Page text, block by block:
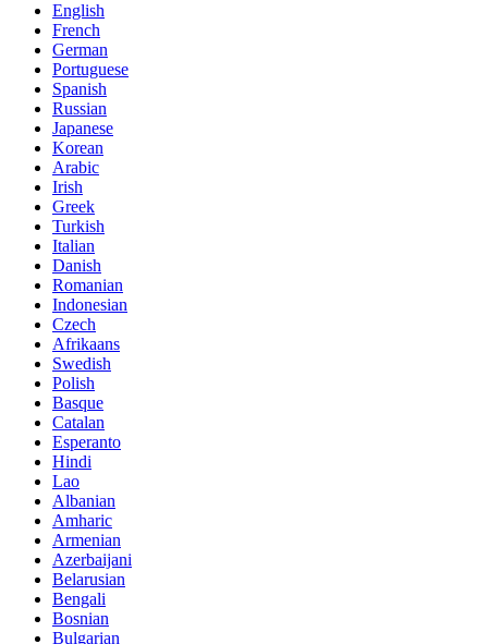
English
French
German
Portuguese
Spanish
Russian
Japanese
Korean
Arabic
Irish
Greek
Turkish
Italian
Danish
Romanian
Indonesian
Czech
Afrikaans
Swedish
Polish
Basque
Catalan
Esperanto
Hindi
Lao
Albanian
Amharic
Armenian
Azerbaijani
Belarusian
Bengali
Bosnian
Bulgarian